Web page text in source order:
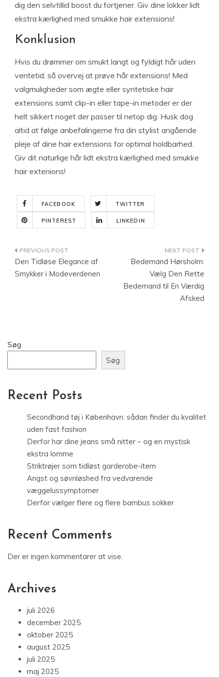
dig den selvtillid boost du fortjener. Giv dine lokker lidt
ekstra kærlighed med smukke hair extensions!
Konklusion
Hvis du drømmer om smukt langt og fyldigt hår uden
ventetid, så overvej at prøve hår extensions! Med
valgmuligheder som ægte eller syntetiske hair
extensions samt clip-in eller tape-in metoder er der
helt sikkert noget der passer til netop dig. Husk dog
altid at følge anbefalingerne fra din stylist angående
pleje af dine hair extensions for optimal holdbarhed.
Giv dit naturlige hår lidt ekstra kærlighed med smukke
hair extenions!
FACEBOOK TWITTER
PINTEREST LINKEDIN
Indlægsnavigation
Den Tidløse Elegance af
Smykker i Modeverdenen
Bedemand Hørsholm:
Vælg Den Rette
Bedemand til En Værdig
Afsked
Søg
Søg
Recent Posts
Secondhand tøj i København: sådan finder du kvalitet
uden fast fashion
Derfor har dine jeans små nitter – og en mystisk
ekstra lomme
Striktrøjer som tidløst garderobe-item
Angst og søvnløshed fra vedvarende
væggelussymptomer
Derfor vælger flere og flere bambus sokker
Recent Comments
Der er ingen kommentarer at vise.
Archives
juli 2026
december 2025
oktober 2025
august 2025
juli 2025
maj 2025